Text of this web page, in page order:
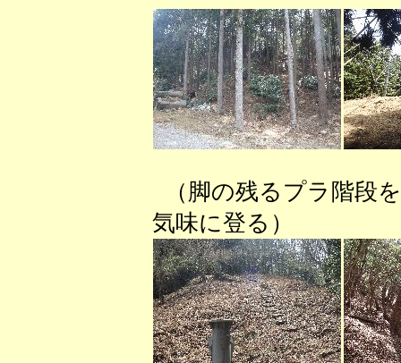
（脚の残るプラ階
気味に登る） （急